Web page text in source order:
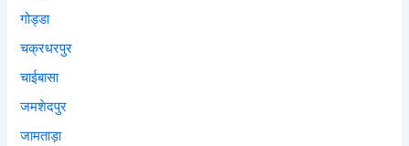
गोड्डा
चक्रधरपुर
चाईबासा
जमशेदपुर
जामताड़ा